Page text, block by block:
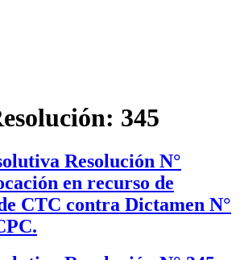
345
Resolución N°
en recurso de
CTC contra Dictamen N°